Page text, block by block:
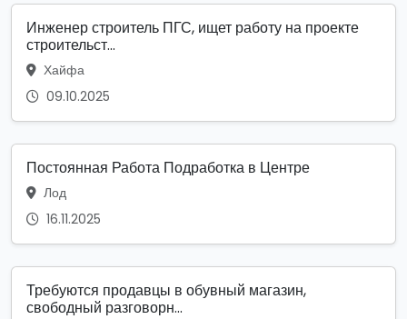
Инженер строитель ПГС, ищет работу на проекте
строительст...
Хайфа
09.10.2025
Постоянная Работа Подработка в Центре
Лод
16.11.2025
Требуются продавцы в обувный магазин,
свободный разговорн...